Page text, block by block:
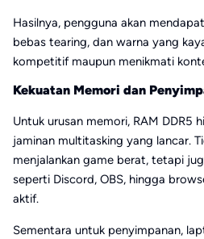
Hasilnya, pengguna akan
bebas tearing, dan warna yang
kompetitif maupun menikmati
Kekuatan Memori dan
Untuk urusan memori, RAM DDR5
jaminan multitasking yang lancar.
menjalankan game berat, tetapi
seperti Discord, OBS, hingga
aktif.
Sementara untuk penyimpanan,